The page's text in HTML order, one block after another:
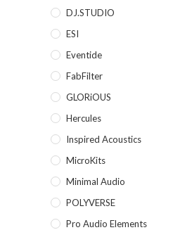
DJ.STUDIO
ESI
Eventide
FabFilter
GLORiOUS
Hercules
Inspired Acoustics
MicroKits
Minimal Audio
POLYVERSE
Pro Audio Elements